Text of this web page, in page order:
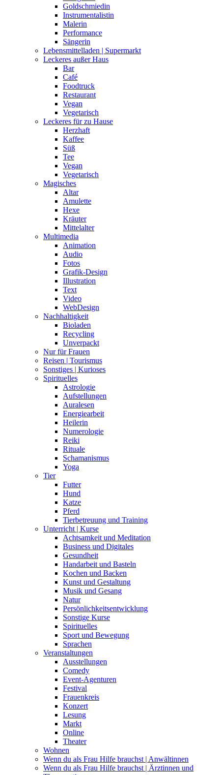
Hexe
Kräuter
Mittelalter
Multimedia
Animation
Audio
Fotos
Grafik-Design
Illustration
Text
Video
WebDesign
Nachhaltigkeit
Bioladen
Recycling
Unverpackt
Nur für Frauen
Reisen | Tourismus
Sonstiges | Kurioses
Spirituelles
Astrologie
Aufstellungen
Auralesen
Energiearbeit
Heilerin
Numerologie
Reiki
Rituale
Schamanismus
Yoga
Tier
Futter
Hund
Katze
Pferd
Tierbetreuung und Training
Unterricht | Kurse
Achtsamkeit und Meditation
Business und Digitales
Gesundheit
Handarbeit und Basteln
Kochen und Backen
Kunst und Gestaltung
Musik und Gesang
Natur
Persönlichkeitsentwicklung
Sonstige Kurse
Spirituelles
Sport und Bewegung
Sprachen
Veranstaltungen
Ausstellungen
Comedy
Festival
Frauenkreis
Konzert
Lesung
Markt
Online
Theater
Wohnen
Wenn du als Frau Hilfe brauchst | Anwältinnen
Wenn du als Frau Hilfe brauchst | Ärztinnen und
Therapeutinnen
Wenn du als Frau Hilfe brauchst | Gemeinnützige
Organisationen
Anbieterin werden
Monats-Sessions
Gastbeitrag schreiben
kontaktieren